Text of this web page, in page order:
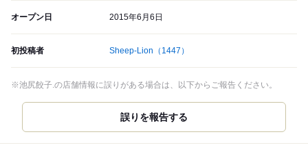
オープン日 2015年6月6日
初投稿者 Sheep-Lion （1447）
※池尻餃子.の店舗情報に誤りがある場合は、以下からご報告ください。
誤りを報告する